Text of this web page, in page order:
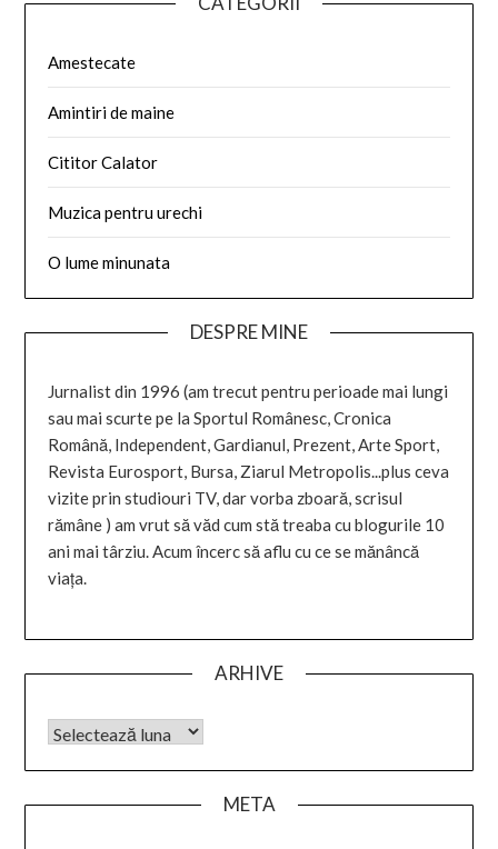
Amestecate
Amintiri de maine
Cititor Calator
Muzica pentru urechi
O lume minunata
DESPRE MINE
Jurnalist din 1996 (am trecut pentru perioade mai lungi
sau mai scurte pe la Sportul Românesc, Cronica
Română, Independent, Gardianul, Prezent, Arte Sport,
Revista Eurosport, Bursa, Ziarul Metropolis...plus ceva
vizite prin studiouri TV, dar vorba zboară, scrisul
rămâne ) am vrut să văd cum stă treaba cu blogurile 10
ani mai târziu. Acum încerc să aflu cu ce se mănâncă
viața.
ARHIVE
META